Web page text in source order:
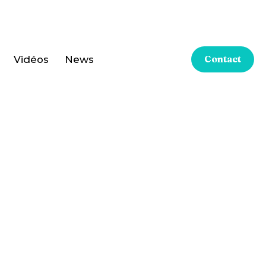
Vidéos News Contact